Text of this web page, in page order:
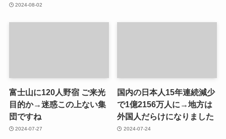
2024-08-02
富士山に120人野宿 ご来光
目的か→迷惑この上ない集
団ですね
2024-07-27
国内の日本人15年連続減少
で1億2156万人に→地方は
外国人だらけになりました
2024-07-24